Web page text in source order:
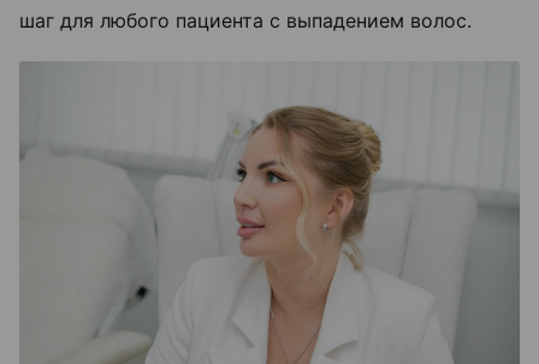
шаг для любого пациента с выпадением волос.